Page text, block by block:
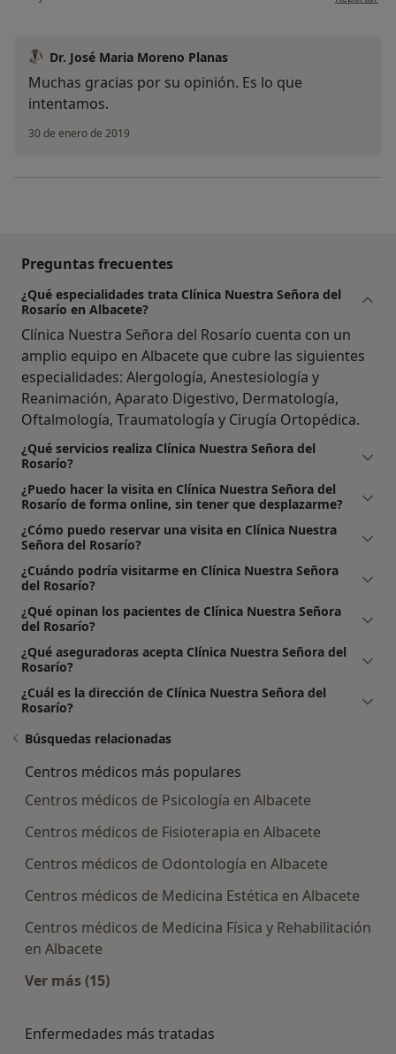
Dr. José Maria Moreno Planas
Muchas gracias por su opinión. Es lo que
intentamos.
30 de enero de 2019
Preguntas frecuentes
¿Qué especialidades trata Clínica Nuestra Señora del
Rosarío en Albacete?
Clínica Nuestra Señora del Rosarío cuenta con un
amplio equipo en Albacete que cubre las siguientes
especialidades: Alergología, Anestesiología y
Reanimación, Aparato Digestivo, Dermatología,
Oftalmología, Traumatología y Cirugía Ortopédica.
¿Qué servicios realiza Clínica Nuestra Señora del
Rosarío?
¿Puedo hacer la visita en Clínica Nuestra Señora del
Rosarío de forma online, sin tener que desplazarme?
¿Cómo puedo reservar una visita en Clínica Nuestra
Señora del Rosarío?
¿Cuándo podría visitarme en Clínica Nuestra Señora
del Rosarío?
¿Qué opinan los pacientes de Clínica Nuestra Señora
del Rosarío?
¿Qué aseguradoras acepta Clínica Nuestra Señora del
Rosarío?
¿Cuál es la dirección de Clínica Nuestra Señora del
Rosarío?
Búsquedas relacionadas
Centros médicos más populares
Centros médicos de Psicología en Albacete
Centros médicos de Fisioterapia en Albacete
Centros médicos de Odontología en Albacete
Centros médicos de Medicina Estética en Albacete
Centros médicos de Medicina Física y Rehabilitación
en Albacete
Ver más (15)
Enfermedades más tratadas